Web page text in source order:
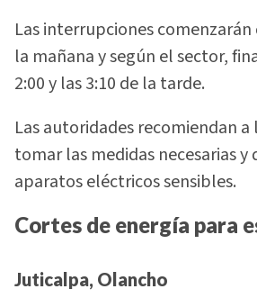
Las interrupciones comenzarán
la mañana y según el sector,
2:00 y las 3:10 de la tarde.
Las autoridades recomiendan
tomar las medidas necesarias y
aparatos eléctricos sensibles.
Cortes de energía para
Juticalpa, Olancho